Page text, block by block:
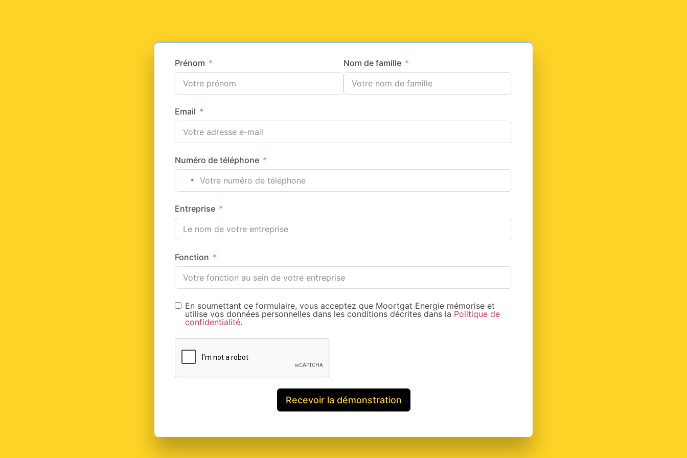
Prénom Nom de famille
Email
Numéro de téléphone
Entreprise
Fonction
En soumettant ce formulaire, vous acceptez que Moortgat Energie mémorise et
utilise vos données personnelles dans les conditions décrites dans la Politique de
confidentialité.
Recevoir la démonstration